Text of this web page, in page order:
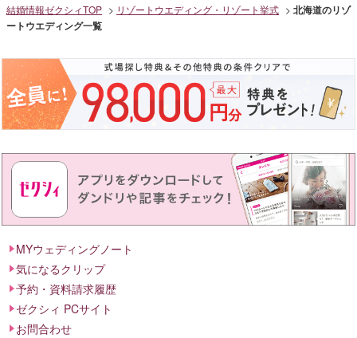
結婚情報ゼクシィTOP リゾートウエディング・リゾート挙式
北海道のリゾ
ートウエディング一覧
MYウェディングノート
気になるクリップ
予約・資料請求履歴
ゼクシィ PCサイト
お問合わせ